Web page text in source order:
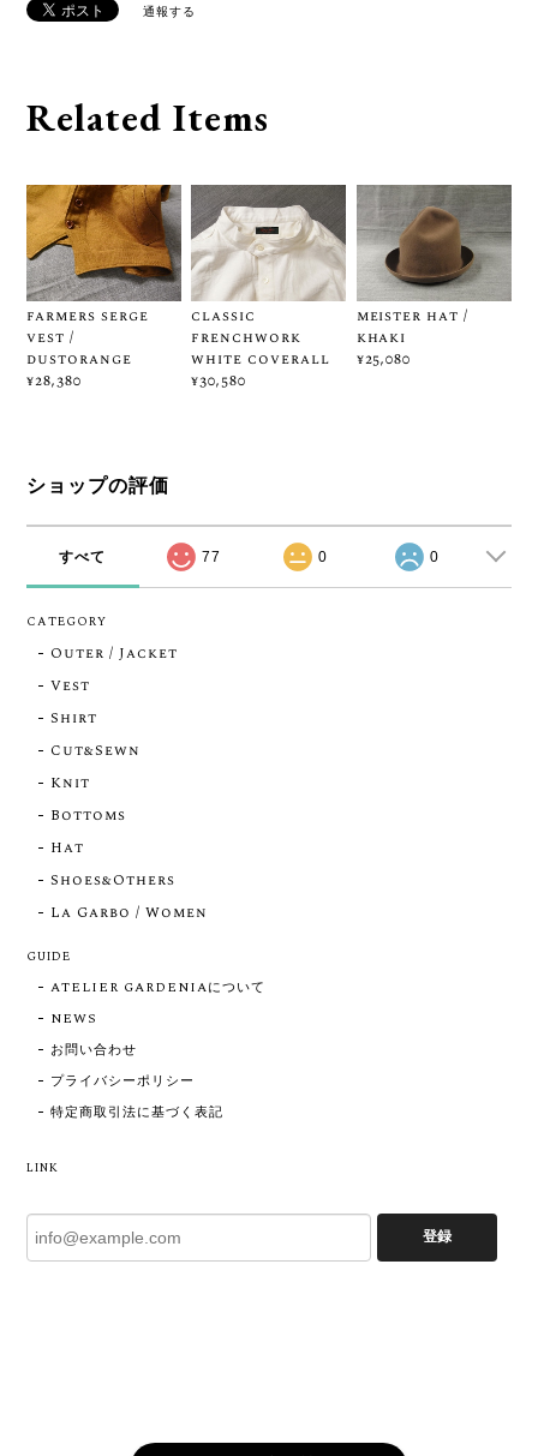
通報する
Related Items
farmers serge
vest /
dustorange
¥28,380
classic
frenchwork
white coverall
¥30,580
meister hat /
khaki
¥25,080
ショップの評価
すべて 77 0 0
CATEGORY
Outer / Jacket
Vest
Shirt
Cut&Sewn
Knit
Bottoms
Hat
Shoes&Others
La Garbo / Women
GUIDE
ATELIER GARDENIAについて
NEWS
お問い合わせ
プライバシーポリシー
特定商取引法に基づく表記
LINK
登録